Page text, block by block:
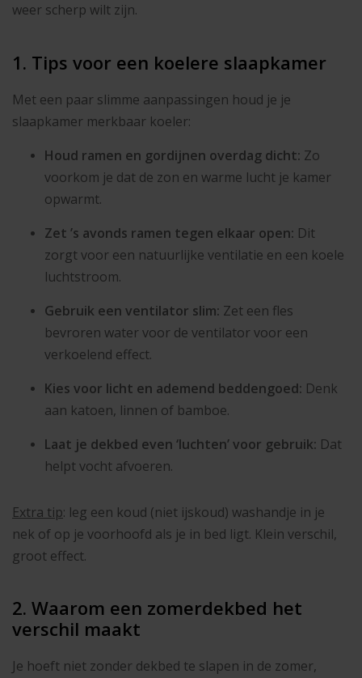
weer scherp wilt zijn.
1. Tips voor een koelere slaapkamer
Met een paar slimme aanpassingen houd je je
slaapkamer merkbaar koeler:
Houd ramen en gordijnen overdag dicht: Zo
voorkom je dat de zon en warme lucht je kamer
opwarmt.
Zet ’s avonds ramen tegen elkaar open: Dit
zorgt voor een natuurlijke ventilatie en een koele
luchtstroom.
Gebruik een ventilator slim: Zet een fles
bevroren water voor de ventilator voor een
verkoelend effect.
Kies voor licht en ademend beddengoed: Denk
aan katoen, linnen of bamboe.
Laat je dekbed even ‘luchten’ voor gebruik: Dat
helpt vocht afvoeren.
Extra tip: leg een koud (niet ijskoud) washandje in je
nek of op je voorhoofd als je in bed ligt. Klein verschil,
groot effect.
2. Waarom een zomerdekbed het
verschil maakt
Je hoeft niet zonder dekbed te slapen in de zomer,